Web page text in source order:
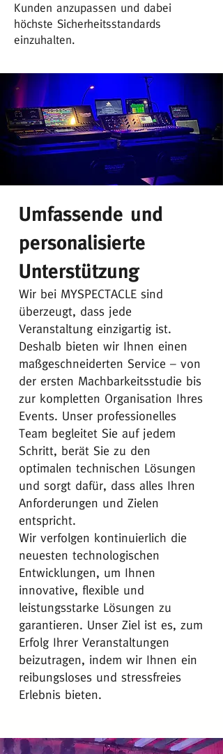
Kunden anzupassen und dabei
höchste Sicherheitsstandards
einzuhalten.
Umfassende und
personalisierte
Unterstützung
Wir bei MYSPECTACLE sind
überzeugt, dass jede
Veranstaltung einzigartig ist.
Deshalb bieten wir Ihnen einen
maßgeschneiderten Service – von
der ersten Machbarkeitsstudie bis
zur kompletten Organisation Ihres
Events. Unser professionelles
Team begleitet Sie auf jedem
Schritt, berät Sie zu den
optimalen technischen Lösungen
und sorgt dafür, dass alles Ihren
Anforderungen und Zielen
entspricht.
Wir verfolgen kontinuierlich die
neuesten technologischen
Entwicklungen, um Ihnen
innovative, flexible und
leistungsstarke Lösungen zu
garantieren. Unser Ziel ist es, zum
Erfolg Ihrer Veranstaltungen
beizutragen, indem wir Ihnen ein
reibungsloses und stressfreies
Erlebnis bieten.